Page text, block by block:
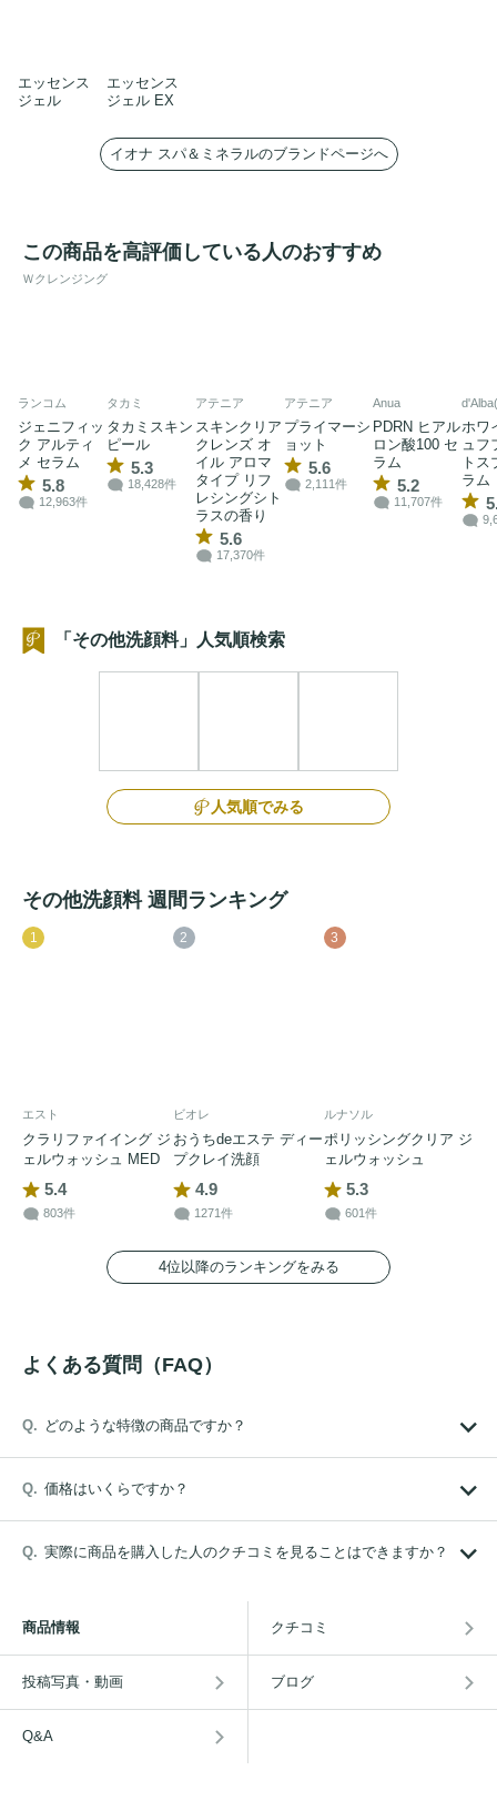
エッセンス
ジェル
エッセンス
ジェル EX
イオナ スパ＆ミネラルのブランドページへ
この商品を高評価している人のおすすめ
Ｗクレンジング
ランコム
ジェニフィッ
ク アルティ
メ セラム
5.8
12,963件
タカミ
タカミスキン
ピール
5.3
18,428件
アテニア
スキンクリア
クレンズ オ
イル アロマ
タイプ リフ
レシングシト
ラスの香り
5.6
17,370件
アテニア
プライマーシ
ョット
5.6
2,111件
Anua
PDRN ヒアル
ロン酸100 セ
ラム
5.2
11,707件
ホワ
ュフ
トス
ラム
「その他洗顔料」人気順検索
人気順でみる
その他洗顔料 週間ランキング
1
エスト
クラリファイイング ジ
ェルウォッシュ MED
5.4
803件
2
ビオレ
おうちdeエステ ディー
プクレイ洗顔
4.9
1271件
3
ルナソル
ポリッシングクリア ジ
ェルウォッシュ
5.3
601件
4位以降のランキングをみる
よくある質問（FAQ）
どのような特徴の商品ですか？
価格はいくらですか？
実際に商品を購入した人のクチコミを見ることはできますか？
商品情報 クチコミ
投稿写真・動画 ブログ
Q&A